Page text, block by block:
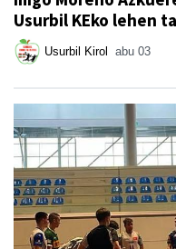
Usurbil KEko lehen
Usurbil Kirol abu 03